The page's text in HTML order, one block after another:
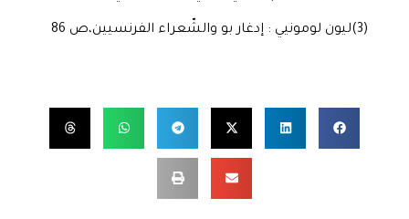
(3)ليون لومونيي : إدغار بو والشّعراء الفرنسيين،ص 86